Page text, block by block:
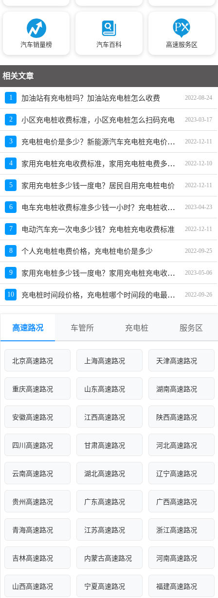
汽车销量榜 汽车百科 高速服务区
相关文章
1 加油站有充电桩吗？加油站充电桩怎么收费 2022-08-24
2 小区充电桩收费标准，小区充电桩怎么扫码充电 2023-03-17
3 充电桩电价是多少？新能源汽车充电桩充电价格表 2022-12-11
4 家用充电桩充电收费标准，家用充电桩电费多少钱一度 2022-12-10
5 家用充电桩多少钱一度电？居民自用充电桩电价 2022-12-11
6 电车充电桩收费标准多少钱一小时？充电桩收费标准和时间 2023-04-23
7 电动汽车充一次电多少钱？充电桩充电收费标准 2022-12-11
8 个人充电桩电费价格，充电桩电价是多少 2022-09-25
9 家用充电桩多少钱一度电？家用充电桩充电收费标准 2023-05-06
10 充电桩时间段价格，充电桩哪个时间段的电最便宜 2022-09-26
高速路况 车管所 充电桩 服务区
北京高速路况 上海高速路况 天津高速路况
重庆高速路况 山东高速路况 湖南高速路况
安徽高速路况 江西高速路况 陕西高速路况
四川高速路况 甘肃高速路况 河北高速路况
云南高速路况 湖北高速路况 辽宁高速路况
贵州高速路况 广东高速路况 广西高速路况
青海高速路况 江苏高速路况 浙江高速路况
吉林高速路况 内蒙古高速路况 河南高速路况
山西高速路况 宁夏高速路况 福建高速路况